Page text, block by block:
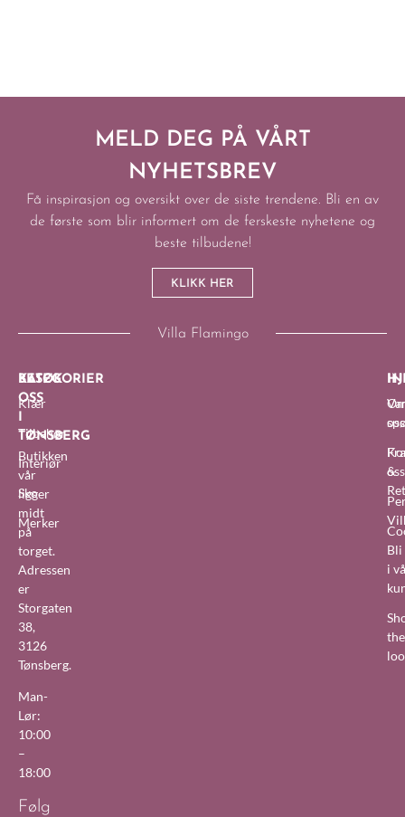
MELD DEG PÅ VÅRT
NYHETSBREV
Få inspirasjon og oversikt over de siste trendene. Bli en av
de første som blir informert om de ferskeste nyhetene og
beste tilbudene!
KLIKK HER
Villa Flamingo
BESØK
OSS
TØNSBERG
Butikken
vår
ligger
midt
på
torget.
Adressen
er
Storgaten
38,
3126
Tønsberg.
Man-
Lør:
10:00
–
18:00
Følg
KATEGORIER
Klær
Tilbehør
Interiør
Sko
Merker
oss
&
Bli
i
the
oss